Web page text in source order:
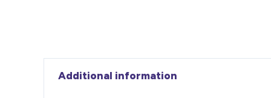
Additional information